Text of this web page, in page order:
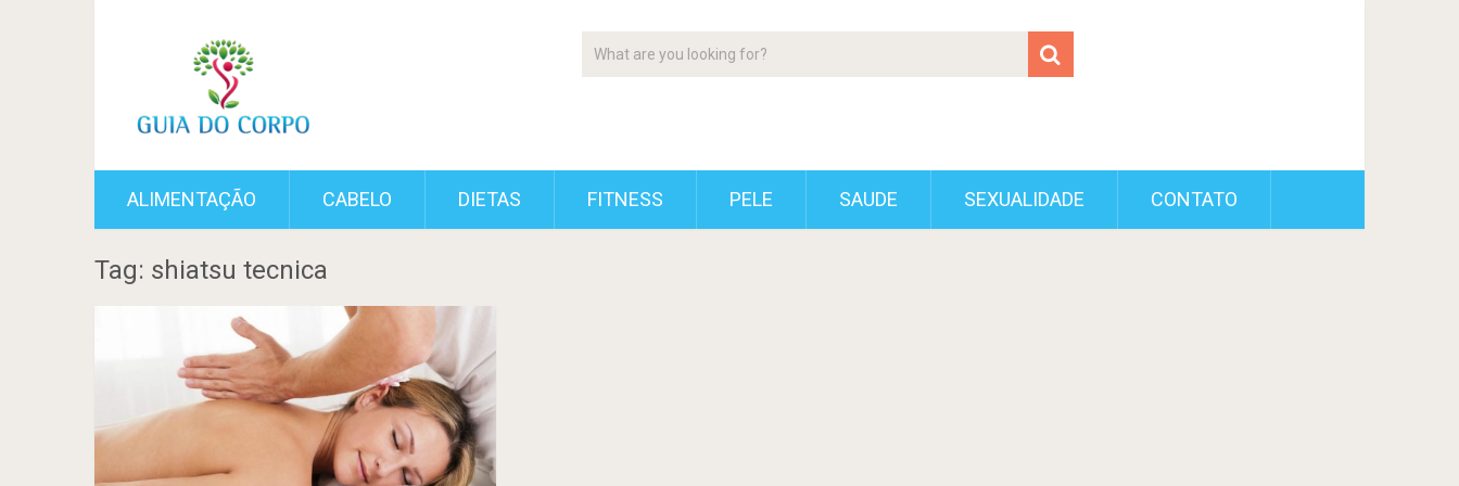
ALIMENTAÇÃO CABELO DIETAS FITNESS PELE SAUDE SEXUALIDADE CONTATO
Tag: shiatsu tecnica